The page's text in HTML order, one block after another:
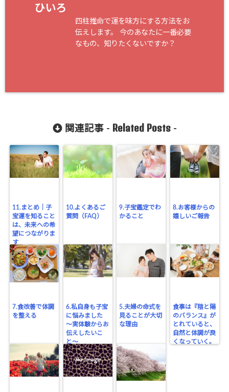
ひいろ
四柱推命で運を味方にする方法をお
伝えします。 今のあなたに一番必要
なもの、知りたくないですか？
関連記事 - Related Posts-
11.まとめ｜子
宝運を知ること
は、未来への希
望につながりま
す
10.よくあるご
質問（FAQ）
9.子宝鑑定でわ
かること
8.お客様からの
嬉しいご報告
7.食改善で体調
を整える
6.私自身も子宝
に悩みました
〜実体験からお
伝えしたいこ
と〜
5.夫婦の命式を
見ることが大切
な理由
食事は『陰と陽
のバランス』が
とれていると、
自然と体調が良
くなっていく。